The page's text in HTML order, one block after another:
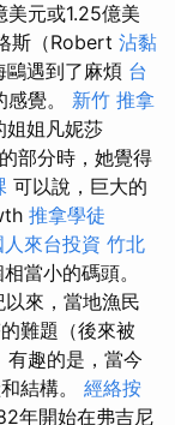
元或1.25億美
斯（Robert 沾黏
遇到了麻煩 台
覺。 新竹 推拿
姐姐凡妮莎
部分時，她覺得
可以說，巨大的
推拿學徒
來台投資 竹北
當小的碼頭。
來，當地漁民
難題（後來被
趣的是，當今
結構。 經絡按
年開始在弗吉尼